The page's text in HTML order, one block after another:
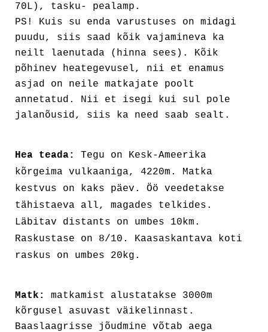
70L), tasku- pealamp.
PS! Kuis su enda varustuses on midagi
puudu, siis saad kõik vajamineva ka
neilt laenutada (hinna sees). Kõik
põhinev heategevusel, nii et enamus
asjad on neile matkajate poolt
annetatud. Nii et isegi kui sul pole
jalanõusid, siis ka need saab sealt.
Hea teada:
Tegu on Kesk-Ameerika
kõrgeima vulkaaniga, 4220m. Matka
kestvus on kaks päev. Öö veedetakse
tähistaeva all, magades telkides.
Läbitav distants on umbes 10km.
Raskustase on 8/10. Kaasaskantava koti
raskus on umbes 20kg.
Matk:
matkamist alustatakse 3000m
kõrgusel asuvast väikelinnast.
Baaslaagrisse jõudmine võtab aega